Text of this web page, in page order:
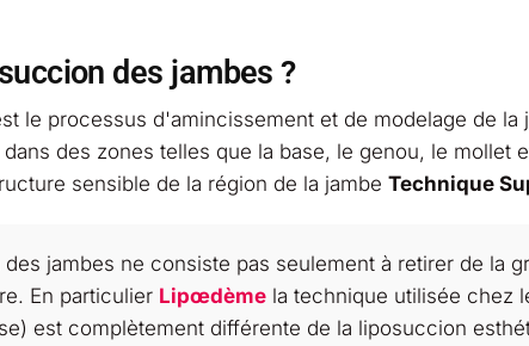
des jambes ?
le processus d'amincissement et de modelage de la
des zones telles que la base, le genou, le mollet
sensible de la région de la jambe Technique
jambes ne consiste pas seulement à retirer de la
En particulier Lipœdème la technique utilisée chez
est complètement différente de la liposuccion